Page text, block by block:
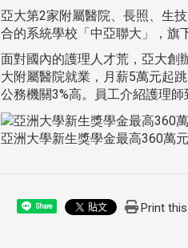
亞大第2家附屬醫院、長照、生
合的系統學校「中亞聯大」，旗
面對國內的護理人才荒，亞大創
大附屬醫院就業，月薪5萬元起
公務機關3%高。員工介紹護理師
亞洲大學新生獎學金最高360萬元
Share Print